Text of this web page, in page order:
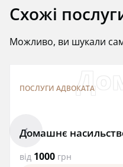
Схожі
Можливо, ви шукали
ПОСЛУГИ АДВОКАТА
Домашнє
від 1000 грн
arrowleft